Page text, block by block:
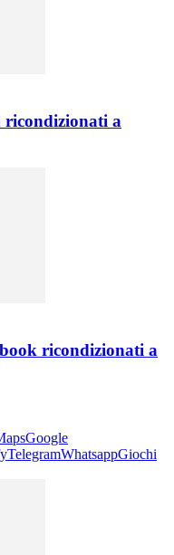
ricondizionati a
ricondizionati a
Google
TelegramWhatsappGiochi